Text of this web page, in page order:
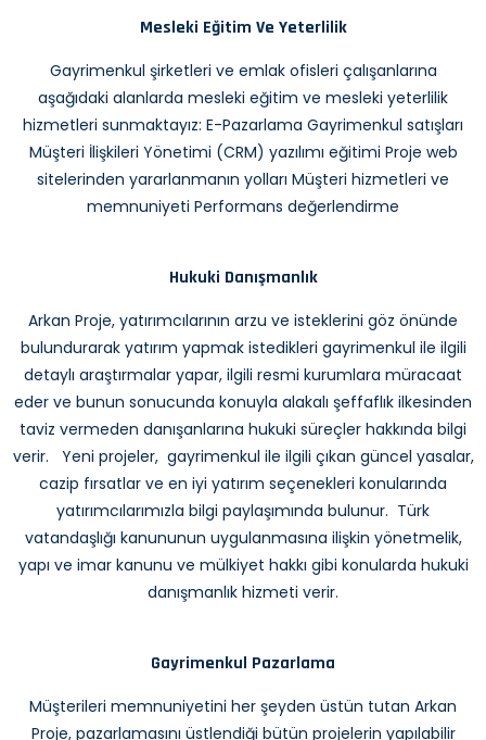
Mesleki Eğitim Ve Yeterlilik
Gayrimenkul şirketleri ve emlak ofisleri çalışanlarına
aşağıdaki alanlarda mesleki eğitim ve mesleki yeterlilik
hizmetleri sunmaktayız: E-Pazarlama Gayrimenkul satışları
Müşteri İlişkileri Yönetimi (CRM) yazılımı eğitimi Proje web
sitelerinden yararlanmanın yolları Müşteri hizmetleri ve
memnuniyeti Performans değerlendirme
Hukuki Danışmanlık
Arkan Proje, yatırımcılarının arzu ve isteklerini göz önünde
bulundurarak yatırım yapmak istedikleri gayrimenkul ile ilgili
detaylı araştırmalar yapar, ilgili resmi kurumlara müracaat
eder ve bunun sonucunda konuyla alakalı şeffaflık ilkesinden
taviz vermeden danışanlarına hukuki süreçler hakkında bilgi
verir. Yeni projeler, gayrimenkul ile ilgili çıkan güncel yasalar,
cazip fırsatlar ve en iyi yatırım seçenekleri konularında
yatırımcılarımızla bilgi paylaşımında bulunur. Türk
vatandaşlığı kanununun uygulanmasına ilişkin yönetmelik,
yapı ve imar kanunu ve mülkiyet hakkı gibi konularda hukuki
danışmanlık hizmeti verir.
Gayrimenkul Pazarlama
Müşterileri memnuniyetini her şeyden üstün tutan Arkan
Proje, pazarlamasını üstlendiği bütün projelerin yapılabilir